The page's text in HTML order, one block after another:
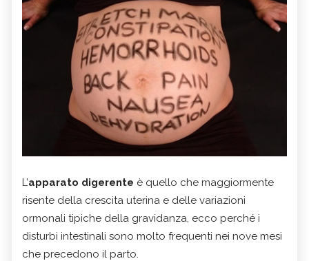
L’apparato digerente è quello che maggiormente
risente della crescita uterina e delle variazioni
ormonali tipiche della gravidanza, ecco perché i
disturbi intestinali sono molto frequenti nei nove mesi
che precedono il parto.